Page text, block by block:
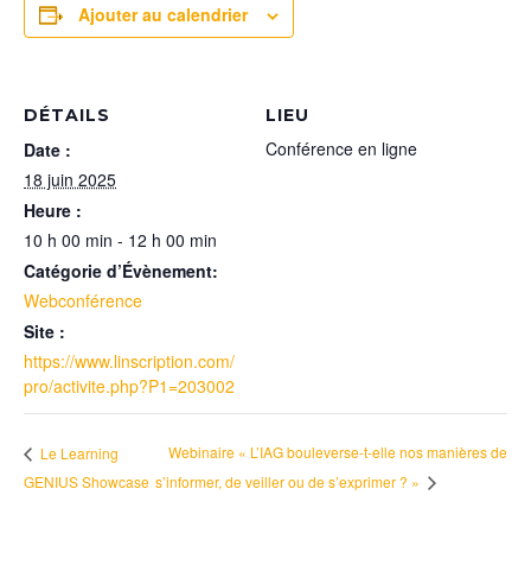
Ajouter au calendrier
DÉTAILS
Date :
18 juin 2025
Heure :
10 h 00 min - 12 h 00 min
Catégorie d’Évènement:
Webconférence
Site :
https://www.linscription.com/
pro/activite.php?P1=203002
LIEU
Conférence en ligne
Le Learning
GENIUS Showcase
Webinaire « L’IAG bouleverse-t-elle nos manières de
s’informer, de veiller ou de s’exprimer ? »